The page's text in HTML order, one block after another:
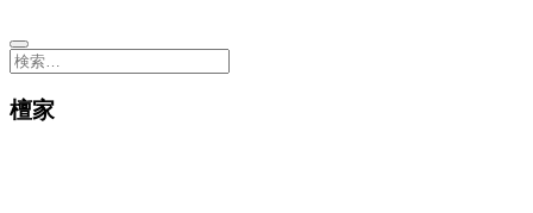
開
く
検
檀家